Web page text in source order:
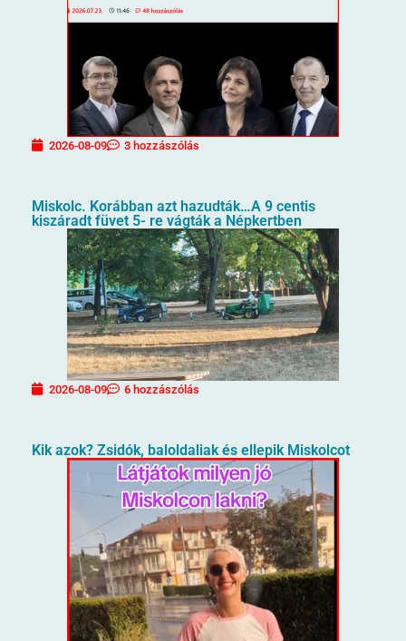
2026-08-09 3 hozzászólás
Miskolc. Korábban azt hazudták…A 9 centis
kiszáradt füvet 5- re vágták a Népkertben
2026-08-09 6 hozzászólás
Kik azok? Zsidók, baloldaliak és ellepik Miskolcot